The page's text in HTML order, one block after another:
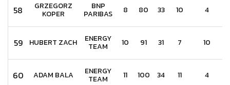
58 GRZEGORZ
KOPER
BNP
PARIBAS 8 80 33 10 4
59 HUBERT ZACH ENERGY
TEAM 10 91 31 7 10
60 ADAM BALA ENERGY
TEAM 11 100 34 11 4